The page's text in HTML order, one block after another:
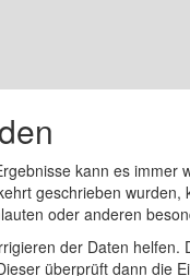
kann es
geschrieben
oder anderen
der Daten
überprüft dann die